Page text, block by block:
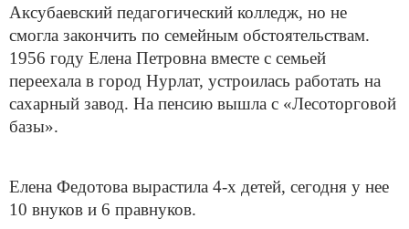
Аксубаевский педагогический колледж, но не
смогла закончить по семейным обстоятельствам.
1956 году Елена Петровна вместе с семьей
переехала в город Нурлат, устроилась работать на
сахарный завод. На пенсию вышла с «Лесоторговой
базы».
Елена Федотова вырастила 4-х детей, сегодня у нее
10 внуков и 6 правнуков.